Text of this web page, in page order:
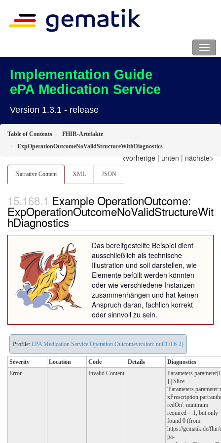
Implementation Guide
ePA Medication Service
Version 1.3.1 - release
Table of Contents
FHIR-Artefakte
ExpOperationOutcomeNoValidStructureWithDiagnostics
<vorherige | unten | nächste>
Narrative Content XML JSON
Example OperationOutcome:
ExpOperationOutcomeNoValidStructureWit
hDiagnostics
Das bereitgestellte Beispiel dient
ausschließlich als technische
Illustration und soll darstellen, wie
Elemente befüllt werden könnten
oder wie verschiedene Instanzen
zusammenhängen und hat keinen
Anspruch daran, fachlich korrekt
oder sinnvoll zu sein.
Profile: EPA Medication Service Operation Outcomeversion: null1.0.6-2)
Severity Location Code Details
Diagnostics
Error
Invalid Content
] | Slice
'Parameters.parameter:r
redOn': minimum
required = 1, but only
found 0 (from
https://gematik.de/fhir/
pa-